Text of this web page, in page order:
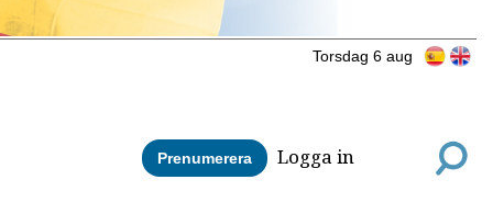
Torsdag 6 aug
Prenumerera Logga in